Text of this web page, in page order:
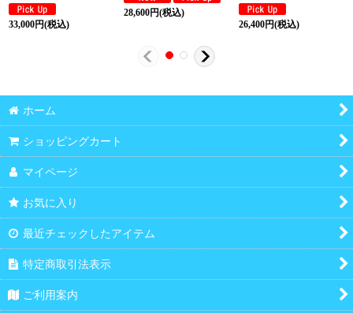
33,000円(税込)
28,600円(税込)
26,400円(税込)
ホーム
ショッピングカート
マイページ
お気に入り
最近チェックしたアイテム
特定商取引法表示
ご利用案内